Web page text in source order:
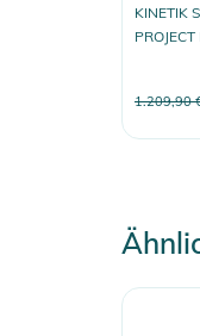
KINETIK
1.209,90